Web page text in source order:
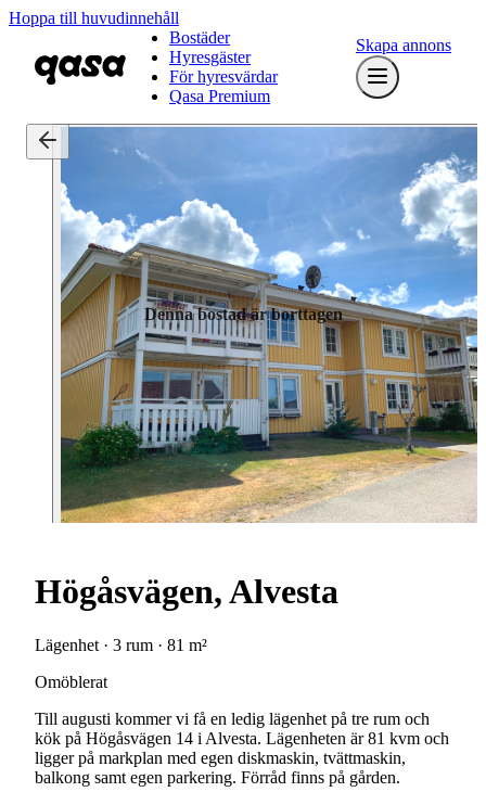
Hoppa till huvudinnehåll
Bostäder
Hyresgäster
För hyresvärdar
Qasa Premium
Skapa annons
Denna bostad är borttagen
Högåsvägen, Alvesta
Lägenhet · 3 rum · 81 m²
Omöblerat
Till augusti kommer vi få en ledig lägenhet på tre rum och
kök på Högåsvägen 14 i Alvesta. Lägenheten är 81 kvm och
ligger på markplan med egen diskmaskin, tvättmaskin,
balkong samt egen parkering. Förråd finns på gården.